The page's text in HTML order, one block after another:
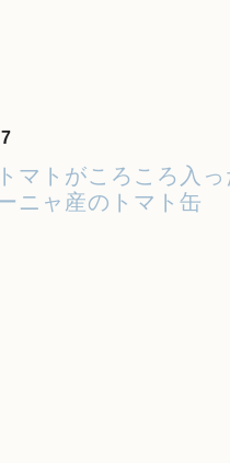
マトがころころ入っ
ニャ産のトマト缶